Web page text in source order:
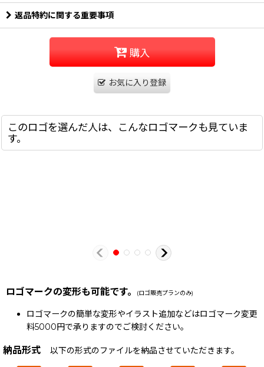
返品特約に関する重要事項
購入
お気に入り登録
このロゴを選んだ人は、こんなロゴマークも見ていま
す。
ロゴマークの変形も可能です。 (ロゴ販売プランのみ)
ロゴマークの簡単な変形やイラスト追加などはロゴマーク変更
料5000円で承りますのでご検討ください。
納品形式 以下の形式のファイルを納品させていただきます。